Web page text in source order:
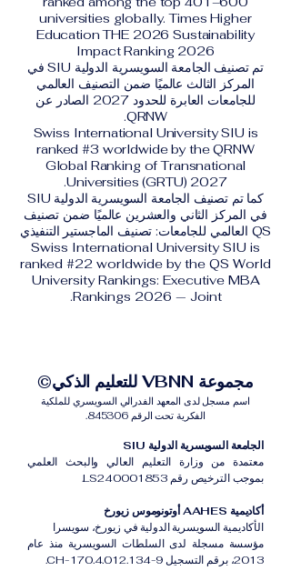
universities globally. Times Higher
Education THE 2026 Sustainability
Impact Ranking 2026
تم تصنيف الجامعة السويسرية الدولية SIU في
المركز الثالث عالميًا ضمن التصنيف العالمي
للجامعات العابرة للحدود 2027 الصادر عن
QRNW.
Swiss International University SIU is
ranked #3 worldwide by the QRNW
Global Ranking of Transnational
Universities (GRTU) 2027.
كما تم تصنيف الجامعة السويسرية الدولية SIU
في المركز الثاني والعشرين عالميًا ضمن تصنيف
QS العالمي للجامعات: تصنيف الماجستير التنفيذي
Swiss International University SIU is
ranked #22 worldwide by the QS World
University Rankings: Executive MBA
Rankings 2026 — Joint.
مجموعة VBNN للتعليم الذكي©
اسم مسجل لدى المعهد الفدرالي السويسري للملكية
الفكرية تحت الرقم 845306.
الجامعة السويسرية الدولية SIU
معتمدة من وزارة التعليم العالي والبحث العلمي
بموجب الترخيص رقم LS240001853.
أكاديمية AAHES أوتونوموس زيورخ
الأكاديمية السويسرية الدولية في زيورخ، سويسرا
مؤسسة مسجلة لدى السلطات السويسرية منذ عام
2013، برقم التسجيل CH-170.4.012.134-9.